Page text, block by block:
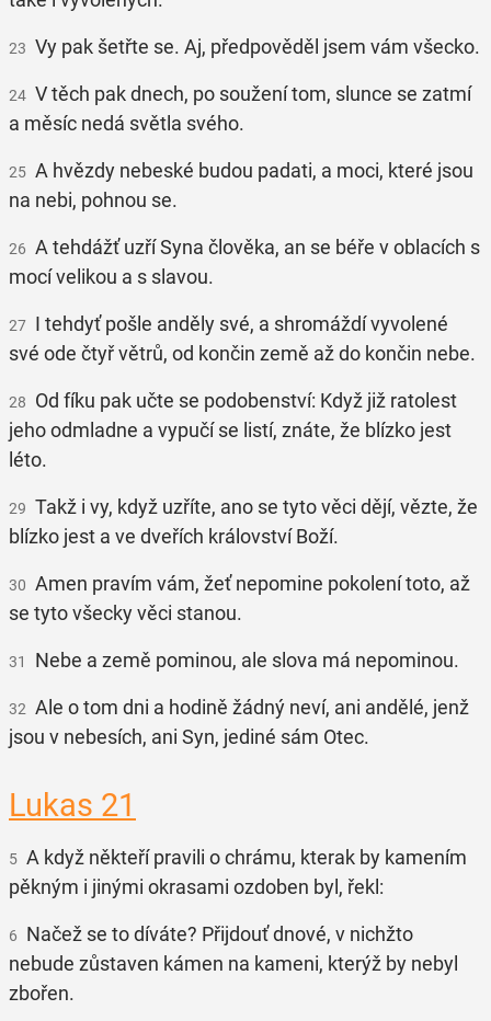
23 Vy pak šetřte se. Aj, předpověděl jsem vám všecko.
24 V těch pak dnech, po soužení tom, slunce se zatmí
a měsíc nedá světla svého.
25 A hvězdy nebeské budou padati, a moci, které jsou
na nebi, pohnou se.
26 A tehdážť uzří Syna člověka, an se béře v oblacích s
mocí velikou a s slavou.
27 I tehdyť pošle anděly své, a shromáždí vyvolené
své ode čtyř větrů, od končin země až do končin nebe.
28 Od fíku pak učte se podobenství: Když již ratolest
jeho odmladne a vypučí se listí, znáte, že blízko jest
léto.
29 Takž i vy, když uzříte, ano se tyto věci dějí, vězte, že
blízko jest a ve dveřích království Boží.
30 Amen pravím vám, žeť nepomine pokolení toto, až
se tyto všecky věci stanou.
31 Nebe a země pominou, ale slova má nepominou.
32 Ale o tom dni a hodině žádný neví, ani andělé, jenž
jsou v nebesích, ani Syn, jediné sám Otec.
Lukas 21
5 A když někteří pravili o chrámu, kterak by kamením
pěkným i jinými okrasami ozdoben byl, řekl:
6 Načež se to díváte? Přijdouť dnové, v nichžto
nebude zůstaven kámen na kameni, kterýž by nebyl
zbořen.